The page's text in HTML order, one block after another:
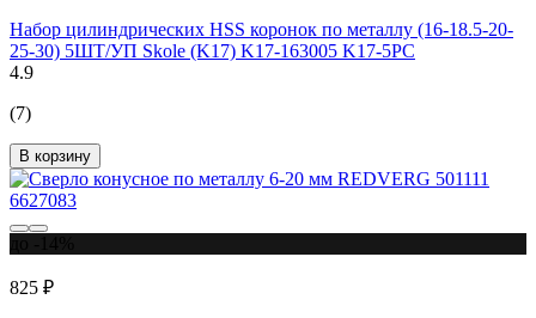
Набор цилиндрических HSS коронок по металлу (16-18.5-20-
25-30) 5ШТ/УП Skole (K17) K17-163005 K17-5PC
4.9
(7)
В корзину
825 ₽